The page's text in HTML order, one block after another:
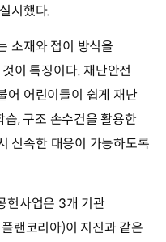
시했다.
소재와 접이 방식을
이 특징이다. 재난안전
어 어린이들이 쉽게 재난
, 구조 손수건을 활용한
신속한 대응이 가능하도록
헌사업은 3개 기관
랜코리아)이 지진과 같은